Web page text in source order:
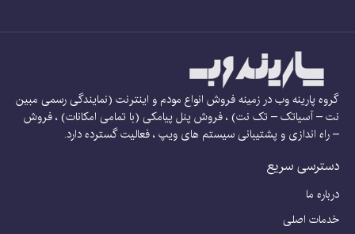
گروه پارینه وب در زمینه فروش انواع مودم و اینترنت (نمایندگی رسمی مبین
نت – آسیاتک – تک نت) ، فروش پنل پیامکی (با تمامی امکانات) ، فروش
– راه اندازی و پشتیبانی سیستم های ویپ ، فعالیت گسترده دارد.
دسترسی سریع
درباره ما
خدمات اصلی